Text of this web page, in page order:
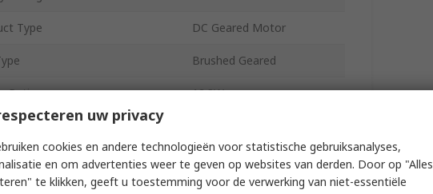
Type DC Geared Motor
Brushed Geared
Rating 12.8W
Speed
Diameter 3.18mm
uw privacy
cookies en andere technologieën voor statistische gebruiksanalyses,
en om advertenties weer te geven op websites van derden. Door op "Alles
te klikken, geeft u toestemming voor de verwerking van niet-essentiële